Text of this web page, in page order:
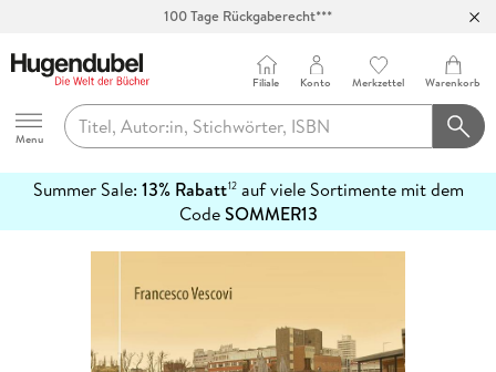
Hugendubel
Menu
Filiale Konto Merkzettel Warenkorb
Summer Sale: 13% Rabatt12auf viele Sortimente mit dem
CodeSOMMER13
erfahren